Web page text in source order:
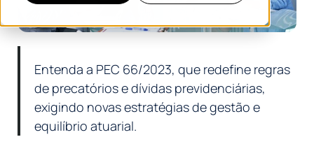
Entenda a PEC 66/2023, que redefine regras
de precatórios e dívidas previdenciárias,
exigindo novas estratégias de gestão e
equilíbrio atuarial.